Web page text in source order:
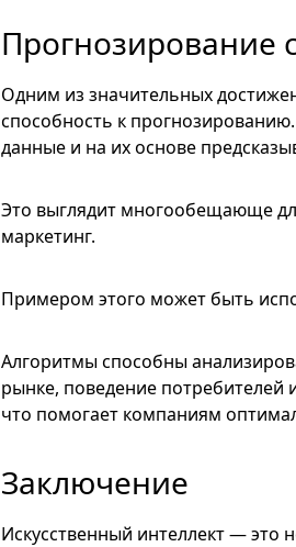
Прогнозирование
Одним из значительных
способность к
данные и на их основе
Это выглядит многообещающе
маркетинг.
Примером этого может быть
Алгоритмы способны
рынке, поведение потребителей
что помогает компаниям
Заключение
Искусственный интеллект — это